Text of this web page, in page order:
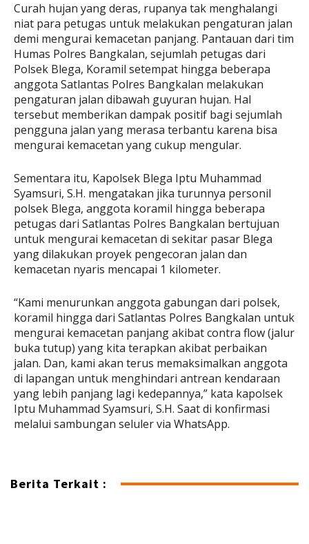
Curah hujan yang deras, rupanya tak menghalangi
niat para petugas untuk melakukan pengaturan jalan
demi mengurai kemacetan panjang. Pantauan dari tim
Humas Polres Bangkalan, sejumlah petugas dari
Polsek Blega, Koramil setempat hingga beberapa
anggota Satlantas Polres Bangkalan melakukan
pengaturan jalan dibawah guyuran hujan. Hal
tersebut memberikan dampak positif bagi sejumlah
pengguna jalan yang merasa terbantu karena bisa
mengurai kemacetan yang cukup mengular.
Sementara itu, Kapolsek Blega Iptu Muhammad
Syamsuri, S.H. mengatakan jika turunnya personil
polsek Blega, anggota koramil hingga beberapa
petugas dari Satlantas Polres Bangkalan bertujuan
untuk mengurai kemacetan di sekitar pasar Blega
yang dilakukan proyek pengecoran jalan dan
kemacetan nyaris mencapai 1 kilometer.
“Kami menurunkan anggota gabungan dari polsek,
koramil hingga dari Satlantas Polres Bangkalan untuk
mengurai kemacetan panjang akibat contra flow (jalur
buka tutup) yang kita terapkan akibat perbaikan
jalan. Dan, kami akan terus memaksimalkan anggota
di lapangan untuk menghindari antrean kendaraan
yang lebih panjang lagi kedepannya,” kata kapolsek
Iptu Muhammad Syamsuri, S.H. Saat di konfirmasi
melalui sambungan seluler via WhatsApp.
Berita Terkait :